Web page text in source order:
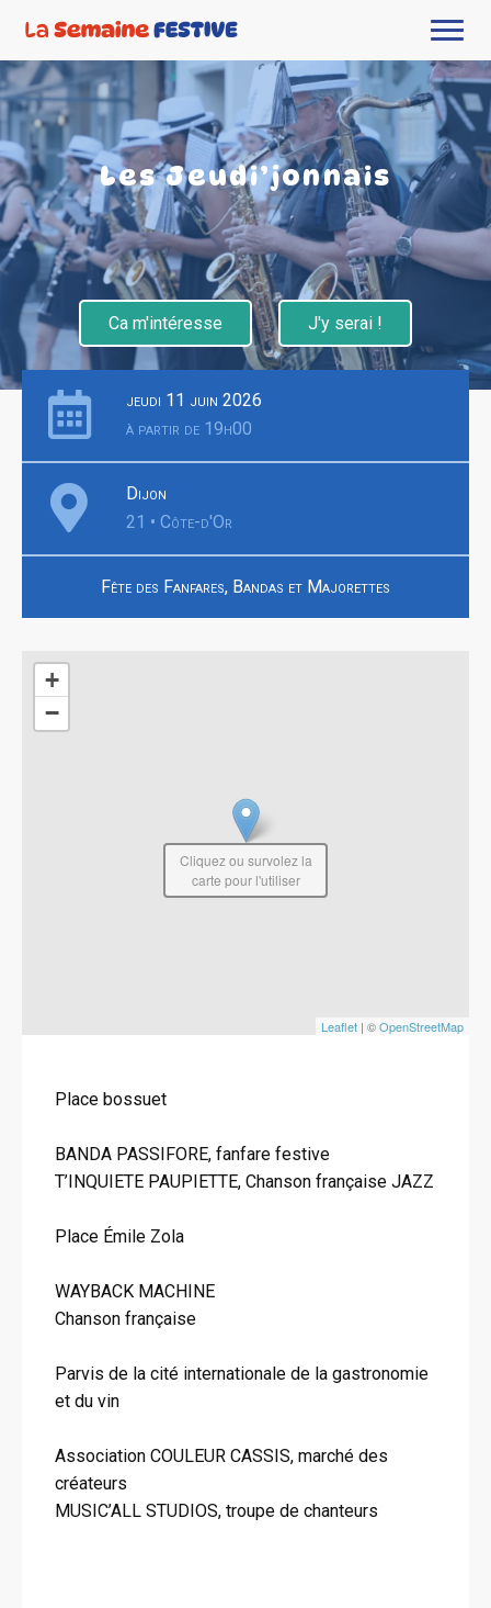
Les Jeudi’jonnais
Ca m'intéresse J'y serai !
jeudi 11 juin 2026
à partir de 19h00
Dijon
21 • Côte-d'Or
Fête des Fanfares, Bandas et Majorettes
+
−
Leaflet | ©OpenStreetMap
Cliquez ou survolez la
carte pour l'utiliser
Place bossuet
BANDA PASSIFORE, fanfare festive
T’INQUIETE PAUPIETTE, Chanson française JAZZ
Place Émile Zola
WAYBACK MACHINE
Chanson française
Parvis de la cité internationale de la gastronomie
et du vin
Association COULEUR CASSIS, marché des
créateurs
MUSIC’ALL STUDIOS, troupe de chanteurs